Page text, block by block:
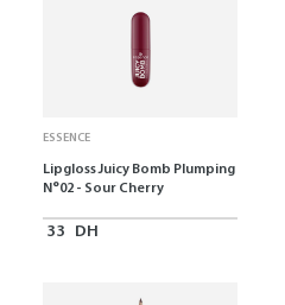
ESSENCE
Lipgloss Juicy Bomb Plumping
N°02 - Sour Cherry
33 DH